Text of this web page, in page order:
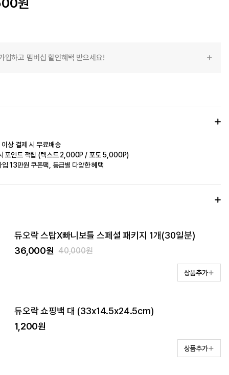
입하고 멤버십 할인혜택 받으세요!
상 결제 시 무료배송
포인트 적립 (텍스트 2,000P / 포토 5,000P)
입 13만원 쿠폰팩, 등급별 다양한 혜택
듀오락 스탑X빠니보틀 스페셜 패키지 1개(30일분)
36,000원 40,000원
상품추가
듀오락 쇼핑백 대 (33x14.5x24.5cm)
1,200원
상품추가